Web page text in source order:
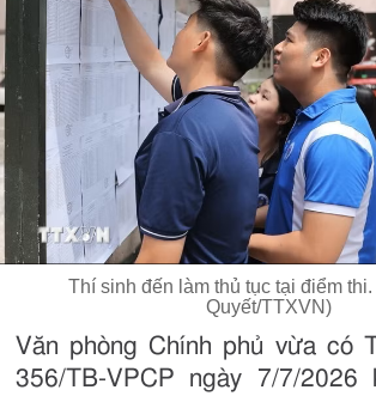
Thí sinh đến làm thủ tục tại điểm
Quyết/TTXVN)
Văn phòng Chính phủ vừa có
356/TB-VPCP ngày 7/7/2026